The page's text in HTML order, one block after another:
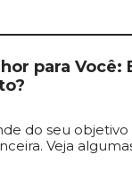
para
do seu objetivo
Veja